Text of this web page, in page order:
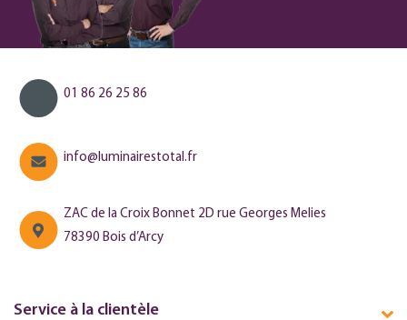
01 86 26 25 86
info@luminairestotal.fr
ZAC de la Croix Bonnet 2D rue Georges Melies
78390 Bois d’Arcy
Service à la clientèle